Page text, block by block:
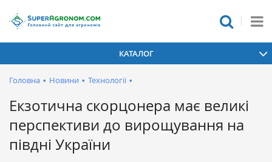
КАТАЛОГ
Головна • Новини • Технології •
Екзотична скорцонера має великі
перспективи до вирощування на
півдні України